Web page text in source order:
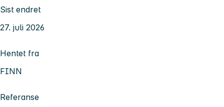
Sist endret
27. juli 2026
Hentet fra
FINN
Referanse